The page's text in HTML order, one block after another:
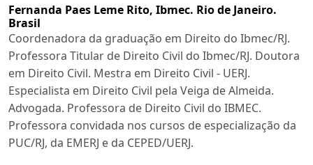
Fernanda Paes Leme Rito, Ibmec. Rio de Janeiro.
Brasil
Coordenadora da graduação em Direito do Ibmec/RJ.
Professora Titular de Direito Civil do Ibmec/RJ. Doutora
em Direito Civil. Mestra em Direito Civil - UERJ.
Especialista em Direito Civil pela Veiga de Almeida.
Advogada. Professora de Direito Civil do IBMEC.
Professora convidada nos cursos de especialização da
PUC/RJ, da EMERJ e da CEPED/UERJ.